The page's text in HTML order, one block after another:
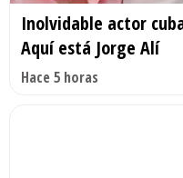
Inolvidable actor
Aquí está Jorge Alí
Hace 5 horas